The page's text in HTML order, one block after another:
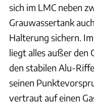
sich im LMC neben
Grauwassertank
Halterung sichern.
liegt alles außer den
den stabilen Alu-
seinen
vertraut auf einen